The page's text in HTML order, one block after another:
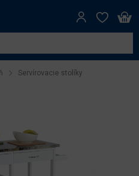
Servírovacie stolíky